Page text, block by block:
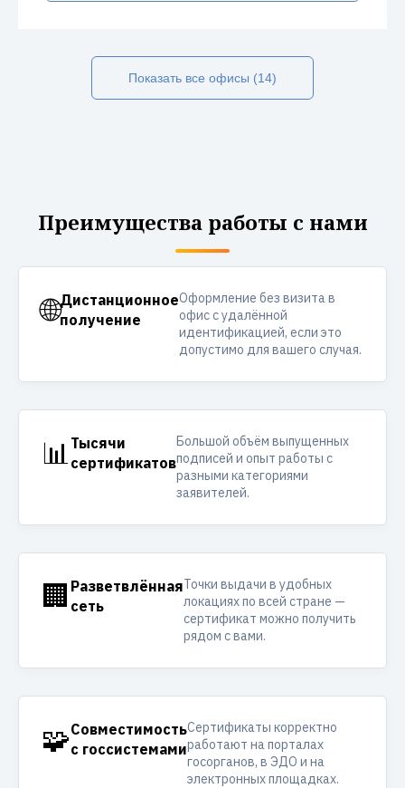
Показать все офисы (14)
Преимущества работы с нами
🌐Дистанционное
получение
Оформление без визита в
офис с удалённой
идентификацией, если это
допустимо для вашего случая.
📊 Тысячи
сертификатов
Большой объём выпущенных
подписей и опыт работы с
разными категориями
заявителей.
🏢 Разветвлённая
сеть
Точки выдачи в удобных
локациях по всей стране —
сертификат можно получить
рядом с вами.
🧩Совместимость
с госсистемами
Сертификаты корректно
работают на порталах
госорганов, в ЭДО и на
электронных площадках.